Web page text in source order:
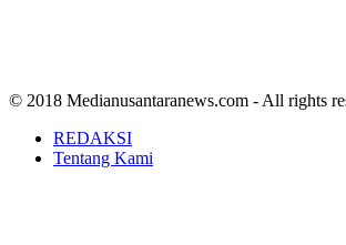
© 2018 Medianusantaranews.com - All rights
REDAKSI
Tentang Kami